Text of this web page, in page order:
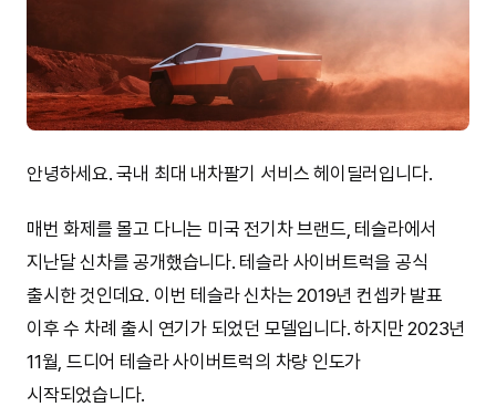
안녕하세요. 국내 최대 내차팔기 서비스 헤이딜러입니다.
매번 화제를 몰고 다니는 미국 전기차 브랜드, 테슬라에서
지난달 신차를 공개했습니다. 테슬라 사이버트럭을 공식
출시한 것인데요. 이번 테슬라 신차는 2019년 컨셉카 발표
이후 수 차례 출시 연기가 되었던 모델입니다. 하지만 2023년
11월, 드디어 테슬라 사이버트럭의 차량 인도가
시작되었습니다.